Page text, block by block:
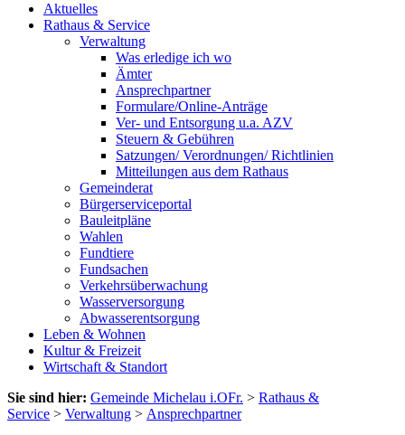
Aktuelles
Rathaus & Service
Verwaltung
Was erledige ich wo
Ämter
Ansprechpartner
Formulare/Online-Anträge
Ver- und Entsorgung u.a. AZV
Steuern & Gebühren
Satzungen/ Verordnungen/ Richtlinien
Mitteilungen aus dem Rathaus
Gemeinderat
Bürgerserviceportal
Bauleitpläne
Wahlen
Fundtiere
Fundsachen
Verkehrsüberwachung
Wasserversorgung
Abwasserentsorgung
Leben & Wohnen
Kultur & Freizeit
Wirtschaft & Standort
Sie sind hier: Gemeinde Michelau i.OFr. > Rathaus &
Service > Verwaltung > Ansprechpartner